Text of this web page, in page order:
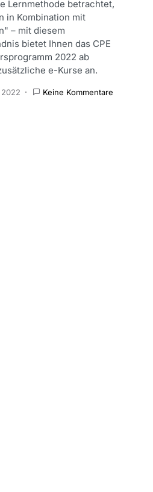
Lernmethode betrachtet,
in Kombination mit
– mit diesem
bietet Ihnen das CPE
2022 ab
e-Kurse an.
Keine Kommentare